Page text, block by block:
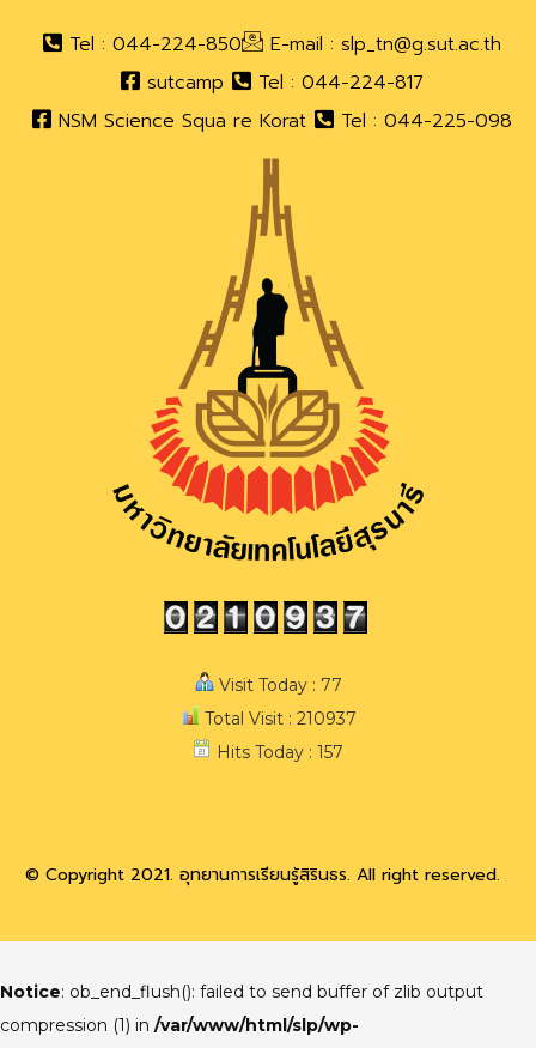
Tel : 044-224-850
E-mail : slp_tn@g.sut.ac.th
sutcamp
Tel : 044-224-817
NSM Science Squa re Korat
Tel : 044-225-098
Visit Today : 77
Total Visit : 210937
Hits Today : 157
© Copyright 2021. อุทยานการเรียนรู้สิรินธร. All right reserved.
Notice: ob_end_flush(): failed to send buffer of zlib output
compression (1) in /var/www/html/slp/wp-